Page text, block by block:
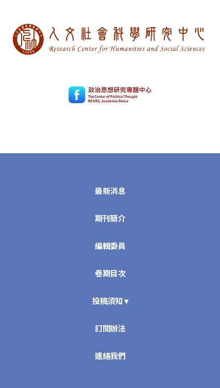
最新消息
期刊簡介
編輯委員
卷期目次
投稿須知 ▾
訂閱辦法
連絡我們